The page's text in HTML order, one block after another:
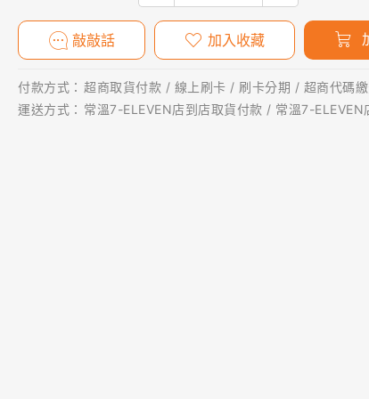
敲敲話 加入收藏
付款方式： 超商取貨付款 / 線上刷卡 / 刷卡分期 / 超商代碼
運送方式： 常溫7-ELEVEN店到店取貨付款 / 常溫7-